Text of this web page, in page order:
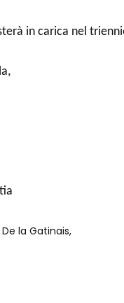
in carica nel
la Gatinais,